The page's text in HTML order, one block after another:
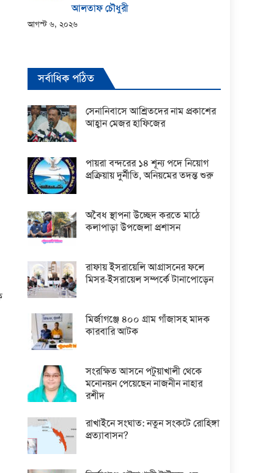
আলতাফ চৌধুরী
আগস্ট ৬, ২০২৬
সর্বাধিক পঠিত
সেনানিবাসে আশ্রিতদের নাম প্রকাশের
আহ্বান মেজর হাফিজের
পায়রা বন্দরের ১৪ শূন্য পদে নিয়োগ
প্রক্রিয়ায় দুর্নীতি, অনিয়মের তদন্ত শুরু
অবৈধ স্থাপনা উচ্ছেদ করতে মাঠে
কলাপাড়া উপজেলা প্রশাসন
রাফায় ইসরায়েলি আগ্রাসনের ফলে
মিসর-ইসরায়েল সম্পর্কে টানাপোড়েন
মির্জাগঞ্জে ৪০০ গ্রাম গাঁজাসহ মাদক
কারবারি আটক
সংরক্ষিত আসনে পটুয়াখালী থেকে
মনোনয়ন পেয়েছেন নাজনীন নাহার
রশীদ
রাখাইনে সংঘাত: নতুন সংকটে রোহিঙ্গা
প্রত্যাবাসন?